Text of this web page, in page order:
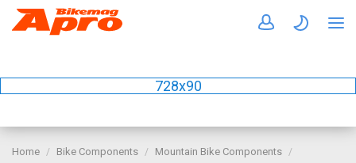
728x90
Home Bike Components
Mountain Bike Components